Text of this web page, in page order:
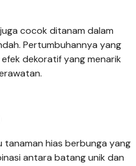
cocok ditanam dalam
Pertumbuhannya yang
dekoratif yang menarik
tanaman hias berbunga yang
antara batang unik dan